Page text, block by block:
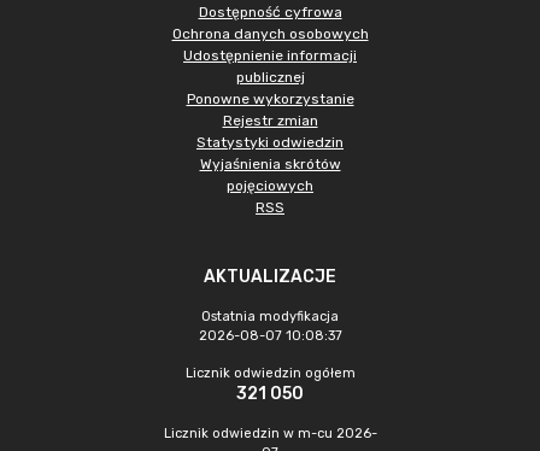
Dostępność cyfrowa
Ochrona danych osobowych
Udostępnienie informacji
publicznej
Ponowne wykorzystanie
Rejestr zmian
Statystyki odwiedzin
Wyjaśnienia skrótów
pojęciowych
RSS
AKTUALIZACJE
Ostatnia modyfikacja
2026-08-07 10:08:37
Licznik odwiedzin ogółem
321 050
Licznik odwiedzin w m-cu 2026-